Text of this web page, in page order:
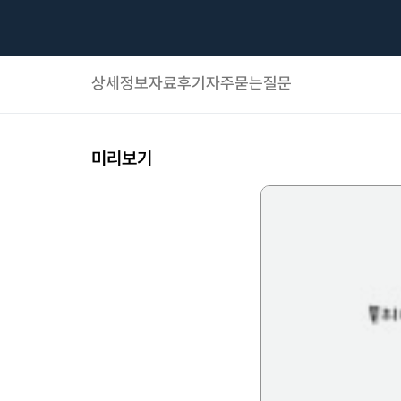
상세정보자료후기 자주묻는질문
미리보기